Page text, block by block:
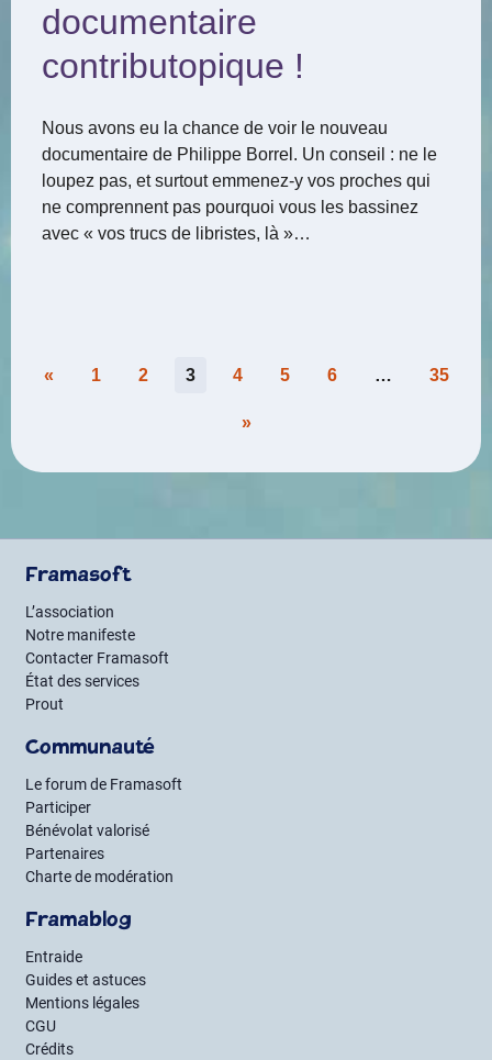
documentaire
contributopique !
Nous avons eu la chance de voir le nouveau
documentaire de Philippe Borrel. Un conseil : ne le
loupez pas, et surtout emmenez-y vos proches qui
ne comprennent pas pourquoi vous les bassinez
avec « vos trucs de libristes, là »…
Pagination
publications
« 1 2 3 4 5 6 … 35
»
Framasoft
L’association
Notre manifeste
Contacter Framasoft
État des services
Prout
Communauté
Le forum de Framasoft
Participer
Bénévolat valorisé
Partenaires
Charte de modération
Framablog
Entraide
Guides et astuces
Mentions légales
CGU
Crédits